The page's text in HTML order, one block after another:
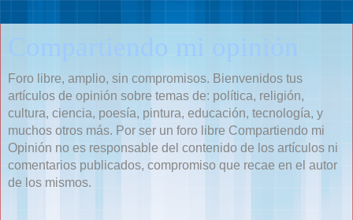
Compartiendo mi opinión
Foro libre, amplio, sin compromisos. Bienvenidos tus
artículos de opinión sobre temas de: política, religión,
cultura, ciencia, poesía, pintura, educación, tecnología, y
muchos otros más. Por ser un foro libre Compartiendo mi
Opinión no es responsable del contenido de los artículos ni
comentarios publicados, compromiso que recae en el autor
de los mismos.